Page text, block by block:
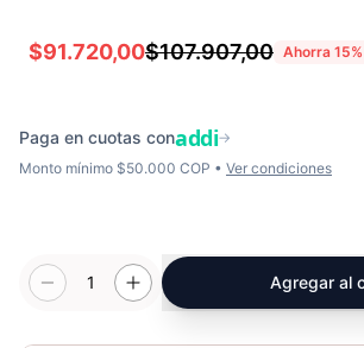
$91.720,00$107.907,00 Ahorra 15%
Paga en cuotas conaddi→
Monto mínimo $50.000 COP • Ver condiciones
1 Agregar al